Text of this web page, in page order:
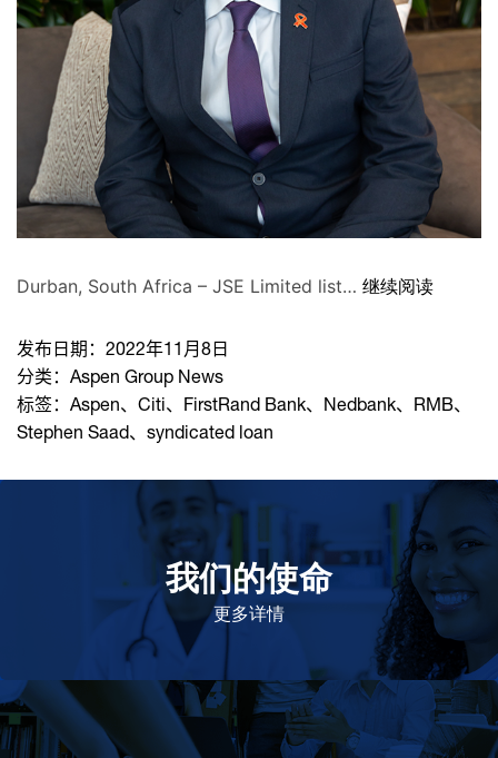
Durban, South Africa – JSE Limited list… 继续阅读
发布日期： 2022年11月8日
分类： Aspen Group News
标签： Aspen、 Citi、 FirstRand Bank、 Nedbank、 RMB、
Stephen Saad、 syndicated loan
我们的使命
更多详情
致力于提高患者的生命健康和质量